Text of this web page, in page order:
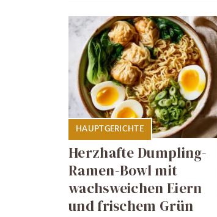
HAUPTGERICHTE
Herzhafte Dumpling-
Ramen-Bowl mit
wachsweichen Eiern
und frischem Grün